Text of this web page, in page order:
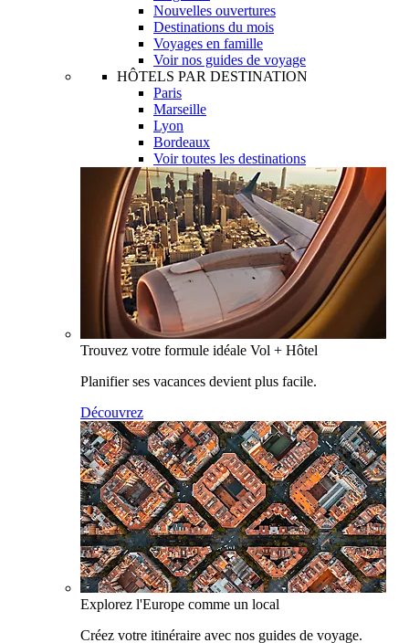
Nouvelles ouvertures
Destinations du mois
Voyages en famille
Voir nos guides de voyage
HÔTELS PAR DESTINATION
Paris
Marseille
Lyon
Bordeaux
Voir toutes les destinations
Trouvez votre formule idéale Vol + Hôtel
Planifier ses vacances devient plus facile.
Découvrez
Explorez l'Europe comme un local
Créez votre itinéraire avec nos guides de voyage.